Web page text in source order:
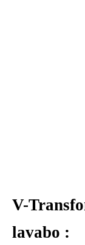
V-
lavabo :